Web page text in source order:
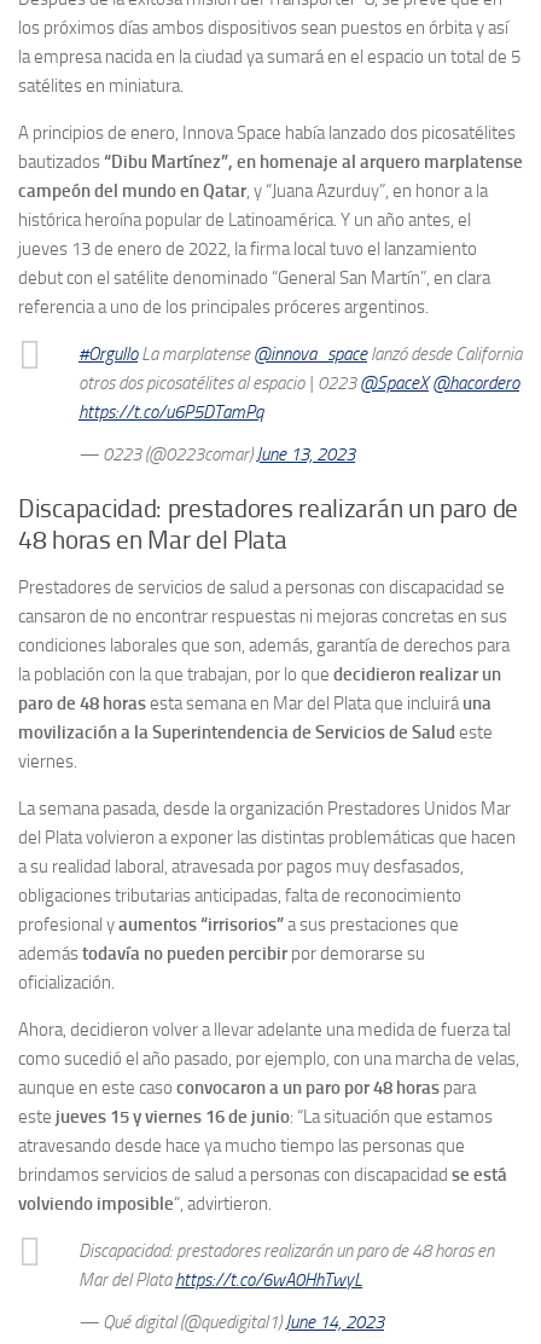
los próximos días ambos dispositivos sean puestos en órbita y así
la empresa nacida en la ciudad ya sumará en el espacio un total de 5
satélites en miniatura.
A principios de enero, Innova Space había lanzado dos picosatélites
bautizados“Dibu Martínez”, en homenaje al arquero marplatense
campeón del mundo en Qatar, y “Juana Azurduy”, en honor a la
histórica heroína popular de Latinoamérica. Y un año antes, el
jueves 13 de enero de 2022, la firma local tuvo el lanzamiento
debut con el satélite denominado “General San Martín”, en clara
referencia a uno de los principales próceres argentinos.
#OrgulloLa marplatense@innova_spacelanzó desde California
otros dos picosatélites al espacio | 0223@SpaceX @hacordero
https://t.co/u6P5DTamPq
— 0223 (@0223comar)June 13, 2023
Discapacidad: prestadores realizarán un paro de
48 horas en Mar del Plata
Prestadores de servicios de salud a personas con discapacidad se
cansaron de no encontrar respuestas ni mejoras concretas en sus
condiciones laborales que son, además, garantía de derechos para
la población con la que trabajan, por lo que decidieron realizar un
paro de 48 horasesta semana en Mar del Plata que incluiráuna
movilización a la Superintendencia de Servicios de Salud este
viernes.
La semana pasada, desde la organización Prestadores Unidos Mar
del Plata volvieron a exponer las distintas problemáticas que hacen
a su realidad laboral, atravesada por pagos muy desfasados,
obligaciones tributarias anticipadas, falta de reconocimiento
profesional yaumentos “irrisorios”a sus prestaciones que
ademástodavía no pueden percibirpor demorarse su
oficialización.
Ahora, decidieron volver a llevar adelante una medida de fuerza tal
como sucedió el año pasado, por ejemplo, con una marcha de velas,
aunque en este caso convocaron a un paro por 48 horas para
este jueves 15 y viernes 16 de junio: “La situación que estamos
atravesando desde hace ya mucho tiempo las personas que
brindamos servicios de salud a personas con discapacidad se está
volviendo imposible“, advirtieron.
Discapacidad: prestadores realizarán un paro de 48 horas en
Mar del Platahttps://t.co/6wA0HhTwyL
— Qué digital (@quedigital1)June 14, 2023